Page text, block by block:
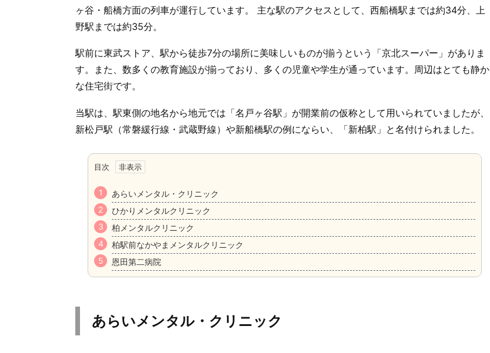
ヶ谷・船橋方面の列車が運行しています。 主な駅のアクセスとして、西船橋駅までは約34分、上
野駅までは約35分。
駅前に東武ストア、駅から徒歩7分の場所に美味しいものが揃うという「京北スーパー」がありま
す。また、数多くの教育施設が揃っており、多くの児童や学生が通っています。周辺はとても静か
な住宅街です。
当駅は、駅東側の地名から地元では「名戸ヶ谷駅」が開業前の仮称として用いられていましたが、
新松戸駅（常磐緩行線・武蔵野線）や新船橋駅の例にならい、「新柏駅」と名付けられました。
目次
あらいメンタル・クリニック
ひかりメンタルクリニック
柏メンタルクリニック
柏駅前なかやまメンタルクリニック
恩田第二病院
あらいメンタル・クリニック